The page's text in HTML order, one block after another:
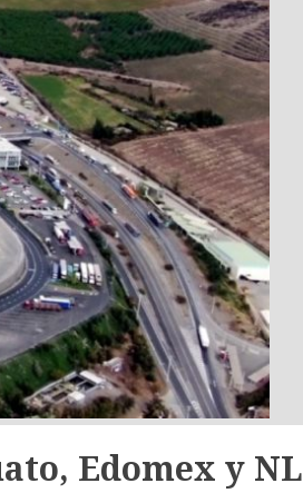
Edomex y NL